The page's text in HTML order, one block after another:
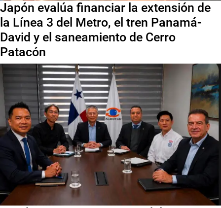
Japón evalúa financiar la extensión de
la Línea 3 del Metro, el tren Panamá-
David y el saneamiento de Cerro
Patacón